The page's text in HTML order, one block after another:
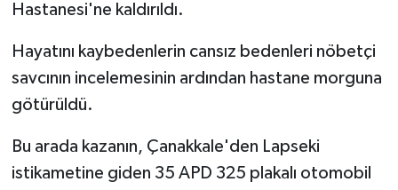
Hastanesi'ne kaldırıldı.
Hayatını kaybedenlerin cansız bedenleri nöbetçi
savcının incelemesinin ardından hastane morguna
götürüldü.
Bu arada kazanın, Çanakkale'den Lapseki
istikametine giden 35 APD 325 plakalı otomobil